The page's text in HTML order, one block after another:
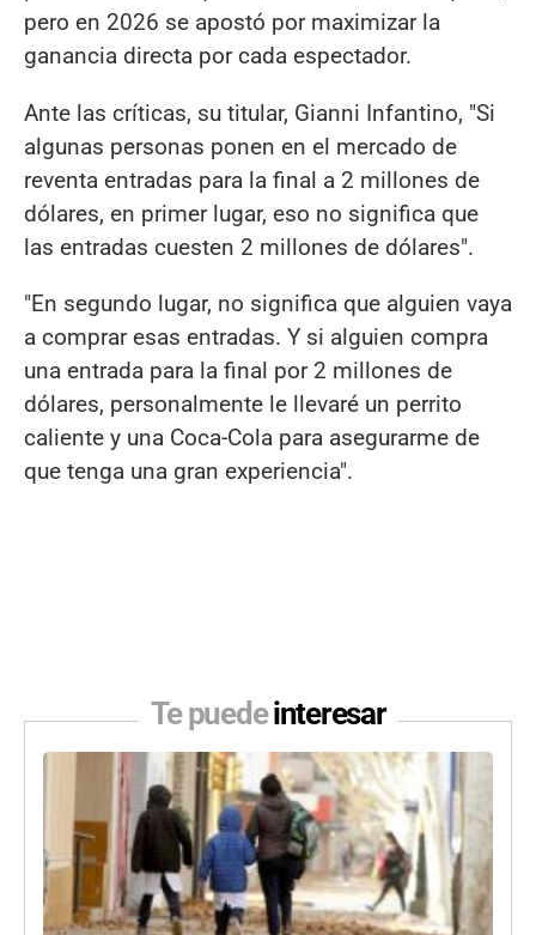
pero en 2026 se apostó por maximizar la
ganancia directa por cada espectador.
Ante las críticas, su titular, Gianni Infantino, "Si
algunas personas ponen en el mercado de
reventa entradas para la final a 2 millones de
dólares, en primer lugar, eso no significa que
las entradas cuesten 2 millones de dólares".
"En segundo lugar, no significa que alguien vaya
a comprar esas entradas. Y si alguien compra
una entrada para la final por 2 millones de
dólares, personalmente le llevaré un perrito
caliente y una Coca-Cola para asegurarme de
que tenga una gran experiencia".
Te puedeinteresar